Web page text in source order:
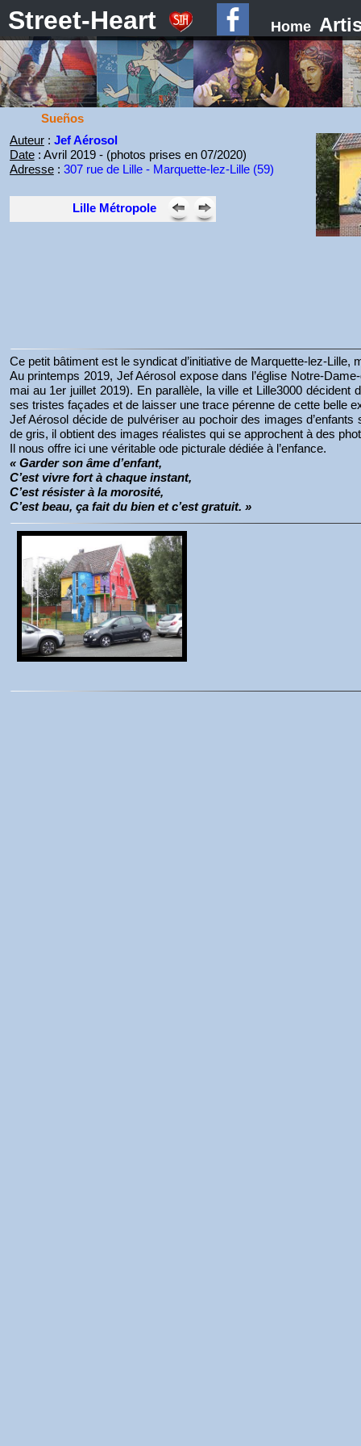
Street-Heart Home
Sueños
Auteur: Jef Aérosol
Date: Avril 2019 - (photos prises en 07/2020)
Adresse: 307 rue de Lille - Marquette-lez-Lille (59)
Lille Métropole
Ce petit bâtiment est le syndicat d’initiative de Marquette-lez-
Au printemps 2019, Jef Aérosol expose dans l’église Notre-
mai au 1er juillet 2019). En parallèle, la ville et Lille3000 décident
ses tristes façades et de laisser une trace pérenne de cette belle
Jef Aérosol décide de pulvériser au pochoir des images
de gris, il obtient des images réalistes qui se approchent à des
Il nous offre ici une véritable ode picturale dédiée à l’enfance.
« Garder son âme d’enfant,
C’est vivre fort à chaque instant,
C’est résister à la morosité,
C’est beau, ça fait du bien et c’est gratuit. »